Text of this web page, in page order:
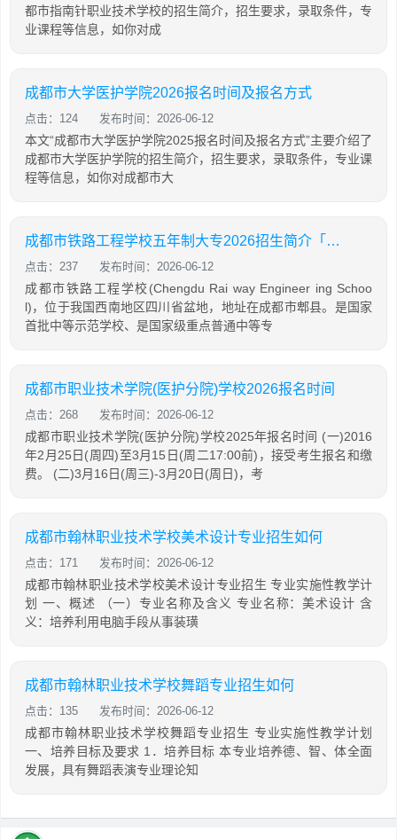
都市指南针职业技术学校的招生简介，招生要求，录取条件，专
业课程等信息，如你对成
成都市大学医护学院2026报名时间及报名方式
点击：124 发布时间：2026-06-12
本文“成都市大学医护学院2025报名时间及报名方式”主要介绍了
成都市大学医护学院的招生简介，招生要求，录取条件，专业课
程等信息，如你对成都市大
成都市铁路工程学校五年制大专2026招生简介「2026年更新」
点击：237 发布时间：2026-06-12
成都市铁路工程学校(Chengdu Rai way Engineer ing Schoo
l)，位于我国西南地区四川省盆地，地址在成都市郫县。是国家
首批中等示范学校、是国家级重点普通中等专
成都市职业技术学院(医护分院)学校2026报名时间
点击：268 发布时间：2026-06-12
成都市职业技术学院(医护分院)学校2025年报名时间 (一)2016
年2月25日(周四)至3月15日(周二17:00前)，接受考生报名和缴
费。 (二)3月16日(周三)-3月20日(周日)，考
成都市翰林职业技术学校美术设计专业招生如何
点击：171 发布时间：2026-06-12
成都市翰林职业技术学校美术设计专业招生 专业实施性教学计
划 一、概述 （一）专业名称及含义 专业名称：美术设计 含
义：培养利用电脑手段从事装璜
成都市翰林职业技术学校舞蹈专业招生如何
点击：135 发布时间：2026-06-12
成都市翰林职业技术学校舞蹈专业招生 专业实施性教学计划
一、培养目标及要求 1．培养目标 本专业培养德、智、体全面
发展，具有舞蹈表演专业理论知